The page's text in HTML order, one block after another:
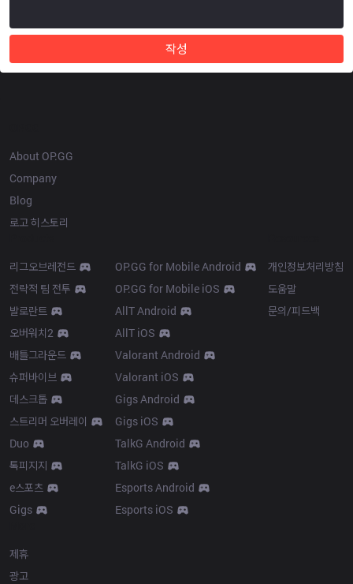
작성
About OP.GG
Company
Blog
로고 히스토리
리그오브레전드
전략적 팀 전투
발로란트
오버워치2
배틀그라운드
슈퍼바이브
데스크톱
스트리머 오버레이
Duo
톡피지지
e스포츠
Gigs
OP.GG for Mobile Android
OP.GG for Mobile iOS
AllT Android
AllT iOS
Valorant Android
Valorant iOS
Gigs Android
Gigs iOS
TalkG Android
TalkG iOS
Esports Android
Esports iOS
개인정보처리방침
도움말
문의/피드백
제휴
광고